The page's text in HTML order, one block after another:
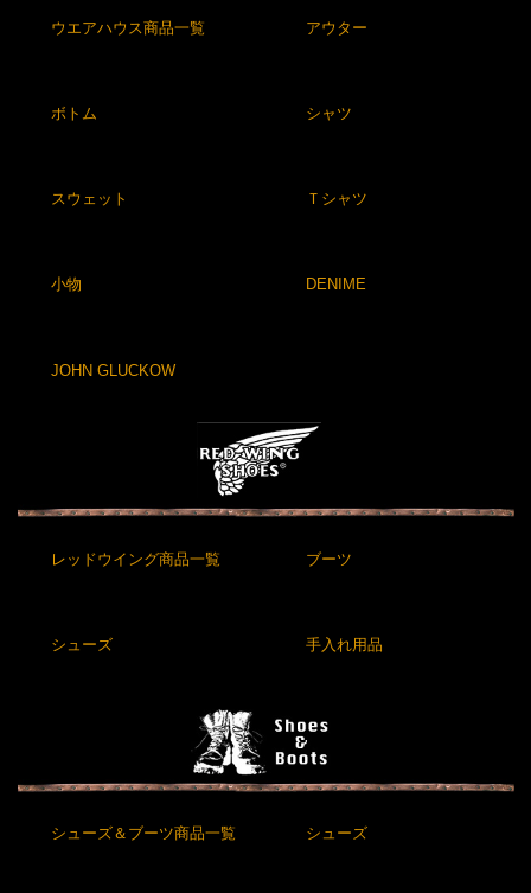
ウエアハウス商品一覧 アウター
ボトム シャツ
スウェット Ｔシャツ
小物 DENIME
JOHN GLUCKOW
レッドウイング商品一覧 ブーツ
シューズ 手入れ用品
シューズ＆ブーツ商品一覧 シューズ